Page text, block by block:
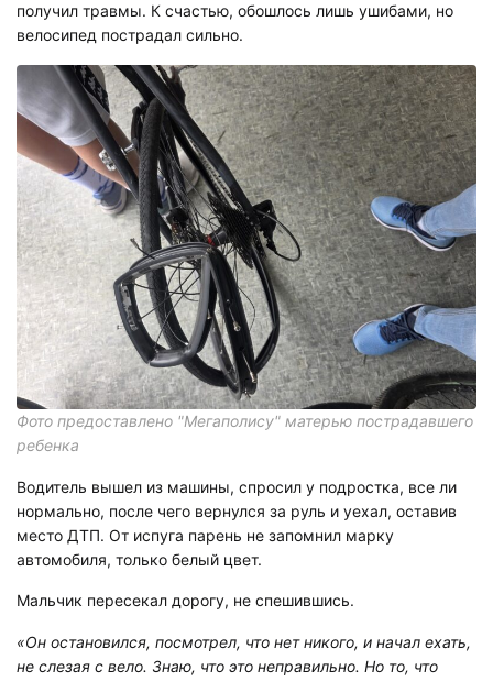
получил травмы. К счастью, обошлось лишь ушибами, но
велосипед пострадал сильно.
Фото предоставлено "Мегаполису" матерью пострадавшего
ребенка
Водитель вышел из машины, спросил у подростка, все ли
нормально, после чего вернулся за руль и уехал, оставив
место ДТП. От испуга парень не запомнил марку
автомобиля, только белый цвет.
Мальчик пересекал дорогу, не спешившись.
«Он остановился, посмотрел, что нет никого, и начал ехать,
не слезая с вело. Знаю, что это неправильно. Но то, что